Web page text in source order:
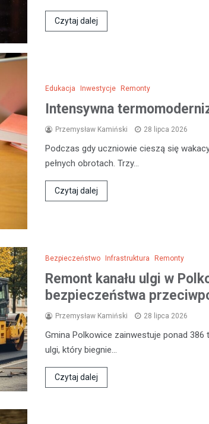
Czytaj dalej
Edukacja Inwestycje Remonty
Intensywna
Przemysław Kamiński 28 lipca 2026
Podczas gdy uczniowie cieszą się
pełnych obrotach. Trzy…
Czytaj dalej
Bezpieczeństwo Infrastruktura Remonty
Remont kanału ulgi w
bezpieczeństwa
Przemysław Kamiński 28 lipca 2026
Gmina Polkowice zainwestuje ponad
ulgi, który biegnie…
Czytaj dalej